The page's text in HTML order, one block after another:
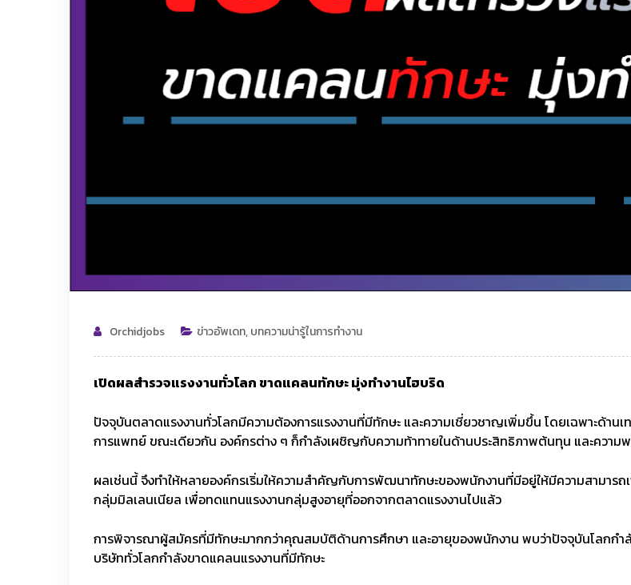
Orchidjobs ข่าวอัพเดท,บทความน่ารู้ในการทำงาน
เปิดผลสำรวจแรงงานทั่วโลก ขาดแคลนทักษะ มุ่งทำงานไฮบริด
ปัจจุบันตลาดแรงงานทั่วโลกมีความต้องการแรงงานที่มีทักษะ และความเชี่ยวชาญเพิ่มขึ้น โดยเฉพาะด้าน
การแพทย์ ขณะเดียวกัน องค์กรต่าง ๆ ก็กำลังเผชิญกับความท้าทายในด้านประสิทธิภาพต้นทุน และความ
ผลเช่นนี้ จึงทำให้หลายองค์กรเริ่มให้ความสำคัญกับการพัฒนาทักษะของพนักงานที่มีอยู่ให้มีความสามาร
กลุ่มมิลเลนเนียล เพื่อทดแทนแรงงานกลุ่มสูงอายุที่ออกจากตลาดแรงงานไปแล้ว
การพิจารณาผู้สมัครที่มีทักษะมากกว่าคุณสมบัติด้านการศึกษา และอายุของพนักงาน พบว่าปัจจุบันโลกกำ
บริษัททั่วโลกกำลังขาดแคลนแรงงานที่มีทักษะ